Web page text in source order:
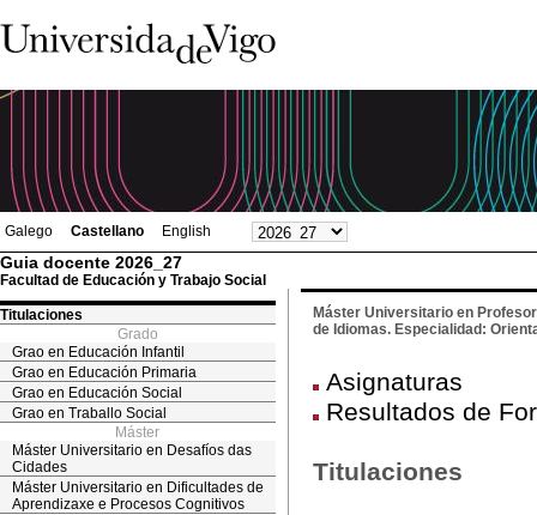
Galego Castellano English
Guia docente 2026_27
Facultad de Educación y Trabajo Social
Titulaciones
Grado
Grao en Educación Infantil
Grao en Educación Primaria
Grao en Educación Social
Grao en Traballo Social
Máster
Máster Universitario en Desafíos das
Cidades
Máster Universitario en Dificultades de
Aprendizaxe e Procesos Cognitivos
Máster Universitario en
de Idiomas. Especialidad:
Asignaturas
Resultados de
Titulaciones